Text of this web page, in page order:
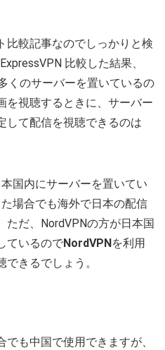
比較記事なのでしっかりと検
比較した結果、
くのサーバーを置いているの
を視聴するときに、サーバー
して配信を視聴できるのは
国内にサーバーを置いてい
場合でも海外で日本の配信
ただ、NordVPNの方が日本国
ているのでNordVPNを利用
きるでしょう。
も中国で使用できますが、